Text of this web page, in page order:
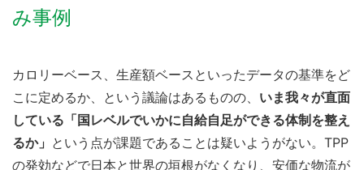
み事例
カロリーベース、生産額ベースといったデータの基準をど
こに定めるか、という議論はあるものの、 いま我々が直面
している「国レベルでいかに自給自足ができる体制を整え
るか」 という点が課題であることは疑いようがない。TPP
の発効などで日本と世界の垣根がなくなり、安価な物流が